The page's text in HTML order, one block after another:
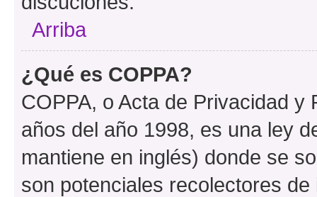
Arriba
¿Qué es COPPA?
COPPA, o Acta de Privacidad
años del año 1998, es una ley
mantiene en inglés) donde se
son potenciales recolectores